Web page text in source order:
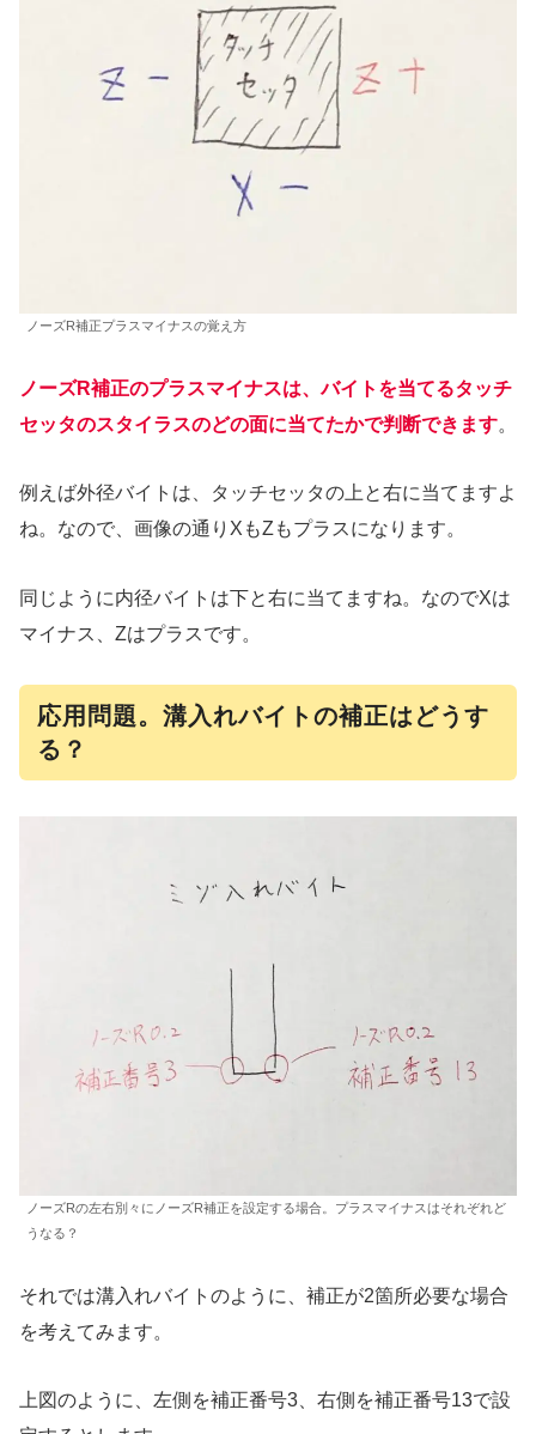
ノーズR補正プラスマイナスの覚え方
ノーズR補正のプラスマイナスは、バイトを当てるタッチ
セッタのスタイラスのどの面に当てたかで判断できます。
例えば外径バイトは、タッチセッタの上と右に当てますよ
ね。なので、画像の通りXもZもプラスになります。
同じように内径バイトは下と右に当てますね。なのでXは
マイナス、Zはプラスです。
応用問題。溝入れバイトの補正はどうす
る？
ノーズRの左右別々にノーズR補正を設定する場合。プラスマイナスはそれぞれど
うなる？
それでは溝入れバイトのように、補正が2箇所必要な場合
を考えてみます。
上図のように、左側を補正番号3、右側を補正番号13で設